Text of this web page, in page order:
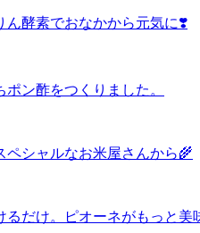
ん酵素でおなかから元気に❣️
ン酢をつくりました。
ペシャルなお米屋さんから🌾
るだけ。ピオーネがもっと美